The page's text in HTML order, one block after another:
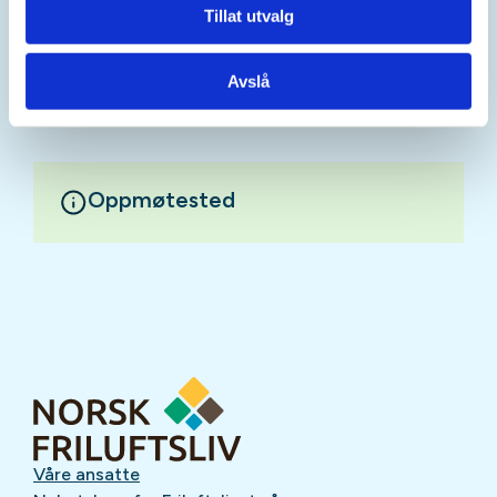
Tillat utvalg
Avslå
Mer informasjon
Oppmøtested
Våre ansatte